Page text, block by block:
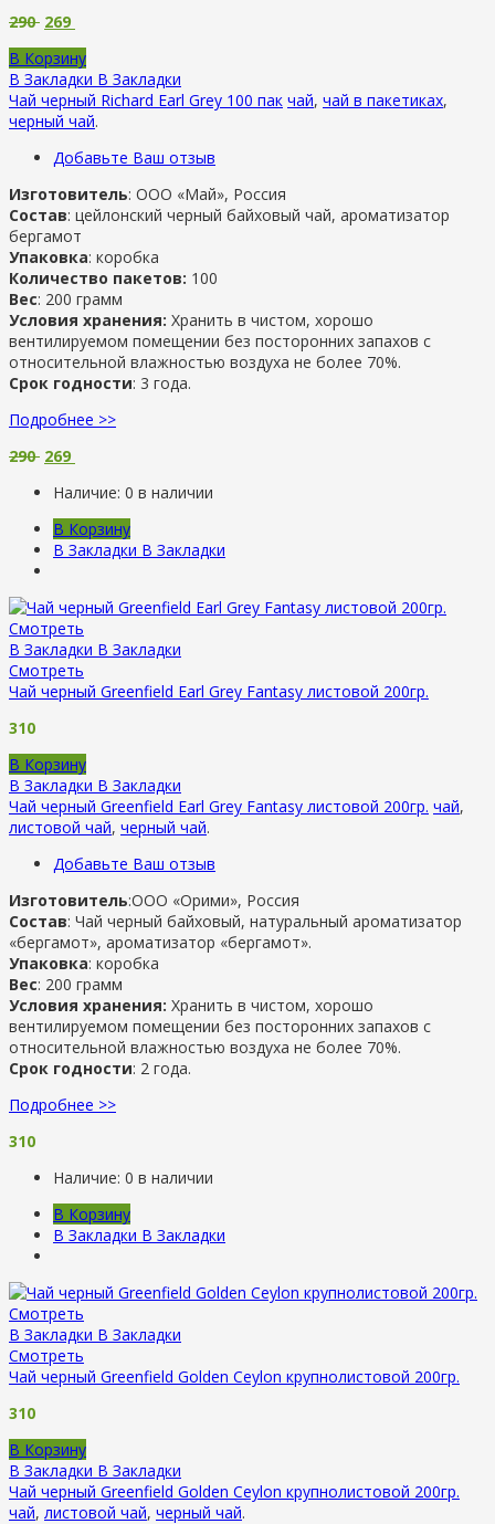
290 269
В Корзину
В Закладки В Закладки
Чай черный Richard Earl Grey 100 пак чай, чай в пакетиках,
черный чай.
Добавьте Ваш отзыв
Изготовитель: ООО «Май», Россия
Состав: цейлонский черный байховый чай, ароматизатор
бергамот
Упаковка: коробка
Количество пакетов: 100
Вес: 200 грамм
Условия хранения: Хранить в чистом, хорошо
вентилируемом помещении без посторонних запахов с
относительной влажностью воздуха не более 70%.
Срок годности: 3 года.
Подробнее >>
290 269
Наличие: 0 в наличии
В Корзину
В Закладки В Закладки
Смотреть
В Закладки В Закладки
Смотреть
Чай черный Greenfield Earl Grey Fantasy листовой 200гр.
310
В Корзину
В Закладки В Закладки
Чай черный Greenfield Earl Grey Fantasy листовой 200гр. чай,
листовой чай, черный чай.
Добавьте Ваш отзыв
Изготовитель:ООО «Орими», Россия
Состав: Чай черный байховый, натуральный ароматизатор
«бергамот», ароматизатор «бергамот».
Упаковка: коробка
Вес: 200 грамм
Условия хранения: Хранить в чистом, хорошо
вентилируемом помещении без посторонних запахов с
относительной влажностью воздуха не более 70%.
Срок годности: 2 года.
Подробнее >>
310
Наличие: 0 в наличии
В Корзину
В Закладки В Закладки
Смотреть
В Закладки В Закладки
Смотреть
Чай черный Greenfield Golden Ceylon крупнолистовой 200гр.
310
В Корзину
В Закладки В Закладки
Чай черный Greenfield Golden Ceylon крупнолистовой 200гр.
чай, листовой чай, черный чай.